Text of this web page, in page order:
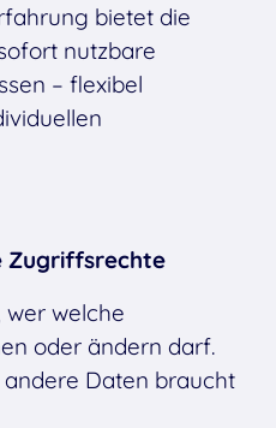
bietet die
nutzbare
– flexibel
Zugriffsrechte
wer welche
oder ändern darf.
Daten braucht